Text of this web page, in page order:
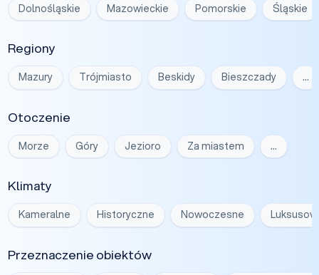
Dolnośląskie Mazowieckie Pomorskie Śląskie
Regiony
Mazury Trójmiasto Beskidy Bieszczady …
Otoczenie
Morze Góry Jezioro Za miastem …
Klimaty
Kameralne Historyczne Nowoczesne
Przeznaczenie obiektów